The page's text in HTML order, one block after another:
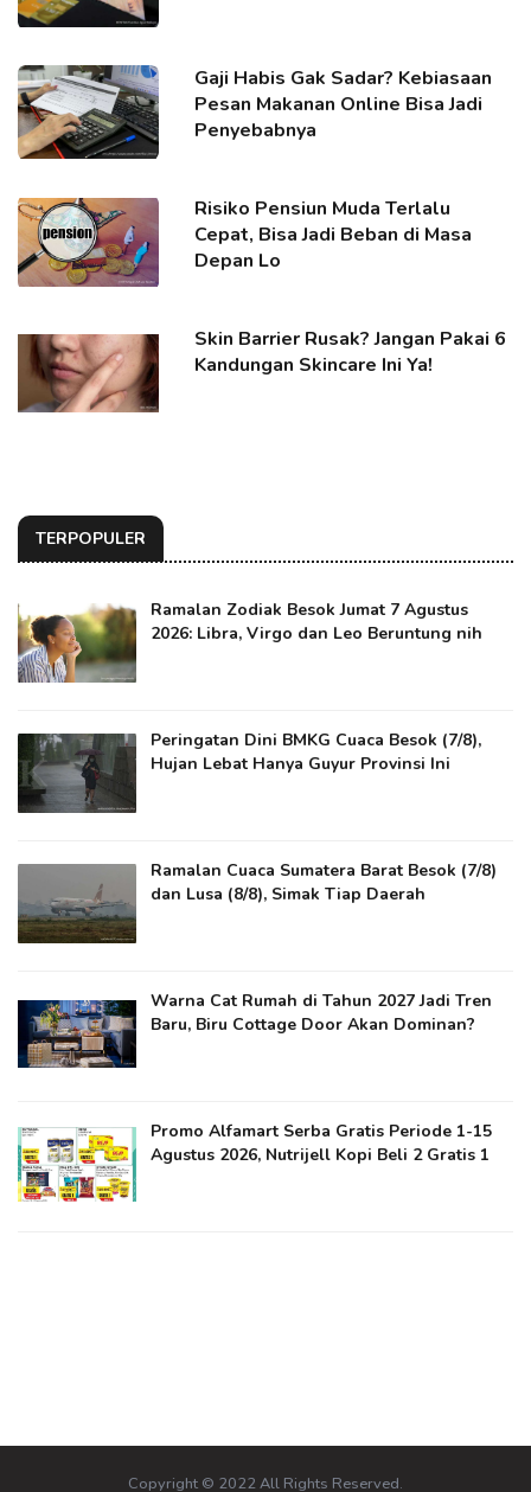
Gaji Habis Gak Sadar? Kebiasaan
Pesan Makanan Online Bisa Jadi
Penyebabnya
Risiko Pensiun Muda Terlalu
Cepat, Bisa Jadi Beban di Masa
Depan Lo
Skin Barrier Rusak? Jangan Pakai 6
Kandungan Skincare Ini Ya!
TERPOPULER
Ramalan Zodiak Besok Jumat 7 Agustus
2026: Libra, Virgo dan Leo Beruntung nih
Peringatan Dini BMKG Cuaca Besok (7/8),
Hujan Lebat Hanya Guyur Provinsi Ini
Ramalan Cuaca Sumatera Barat Besok (7/8)
dan Lusa (8/8), Simak Tiap Daerah
Warna Cat Rumah di Tahun 2027 Jadi Tren
Baru, Biru Cottage Door Akan Dominan?
Promo Alfamart Serba Gratis Periode 1-15
Agustus 2026, Nutrijell Kopi Beli 2 Gratis 1
Copyright © 2022 All Rights Reserved.